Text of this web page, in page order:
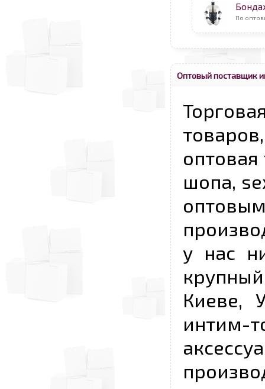
По
Оптовый поставщик
шопа,
у нас
Киеве,